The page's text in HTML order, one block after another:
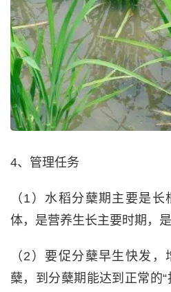
4、管理任务
（1）水稻分蘖期主要是
体，是营养生长主要时期，
（2）要促分蘖早生快发
蘖，到分蘖期能达到正常的